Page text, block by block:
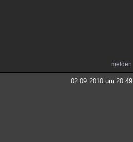
melden
02.09.2010 um 20:49